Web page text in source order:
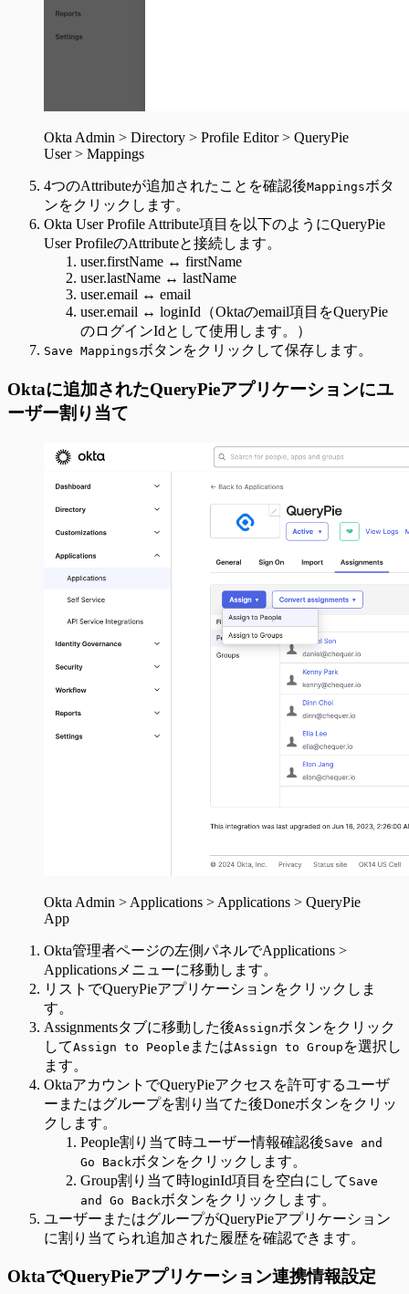
Okta Admin > Directory > Profile Editor > QueryPie
User > Mappings
4つのAttributeが追加されたことを確認後Mappingsボタ
ンをクリックします。
Okta User Profile Attribute項目を以下のようにQueryPie
User ProfileのAttributeと接続します。
user.firstName ↔︎ firstName
user.lastName ↔︎ lastName
user.email ↔︎ email
user.email ↔︎ loginId（Oktaのemail項目をQueryPie
のログインIdとして使用します。）
Save Mappingsボタンをクリックして保存します。
Oktaに追加されたQueryPieアプリケーションにユ
ーザー割り当て
Okta Admin > Applications > Applications > QueryPie
App
Okta管理者ページの左側パネルでApplications >
Applicationsメニューに移動します。
リストでQueryPieアプリケーションをクリックしま
す。
Assignmentsタブに移動した後Assignボタンをクリック
してAssign to People またはAssign to Group を選択し
ます。
OktaアカウントでQueryPieアクセスを許可するユーザ
ーまたはグループを割り当てた後Doneボタンをクリッ
クします。
People割り当て時ユーザー情報確認後Save and
Go Backボタンをクリックします。
Group割り当て時loginId項目を空白にして Save
and Go Backボタンをクリックします。
ユーザーまたはグループがQueryPieアプリケーション
に割り当てられ追加された履歴を確認できます。
OktaでQueryPieアプリケーション連携情報設定